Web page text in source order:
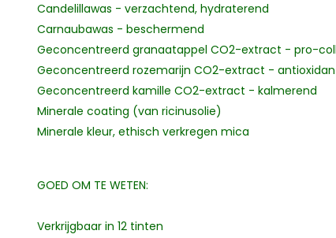
Candelillawas - verzachtend, hydraterend
Carnaubawas - beschermend
Geconcentreerd granaatappel CO2-extract - pro-
Geconcentreerd rozemarijn CO2-extract -
Geconcentreerd kamille CO2-extract - kalmerend
Minerale coating (van ricinusolie)
Minerale kleur, ethisch verkregen mica
GOED OM TE WETEN:
Verkrijgbaar in 12 tinten